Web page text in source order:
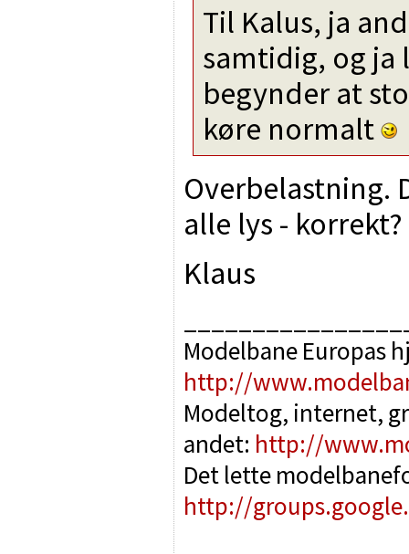
Til Kalus, ja
samtidig, og ja
begynder at
køre normalt
Overbelastning.
alle lys - korrekt?
Klaus
Modelbane Europas
http://
Modeltog, internet,
andet: http://
Det lette
http://